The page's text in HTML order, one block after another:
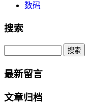
数码
搜索
Search
最新留言
文章归档